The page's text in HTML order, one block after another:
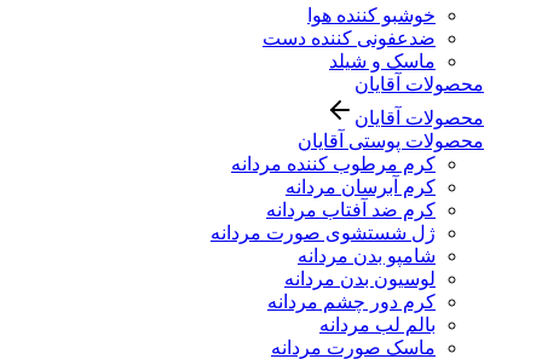
خوشبو کننده هوا
ضدعفونی کننده دست
ماسک و شیلد
محصولات آقایان
محصولات آقایان
محصولات پوستی آقایان
کرم مرطوب کننده مردانه
کرم آبرسان مردانه
کرم ضد آفتاب مردانه
ژل شستشوی صورت مردانه
شامپو بدن مردانه
لوسیون بدن مردانه
کرم دور چشم مردانه
بالم لب مردانه
ماسک صورت مردانه